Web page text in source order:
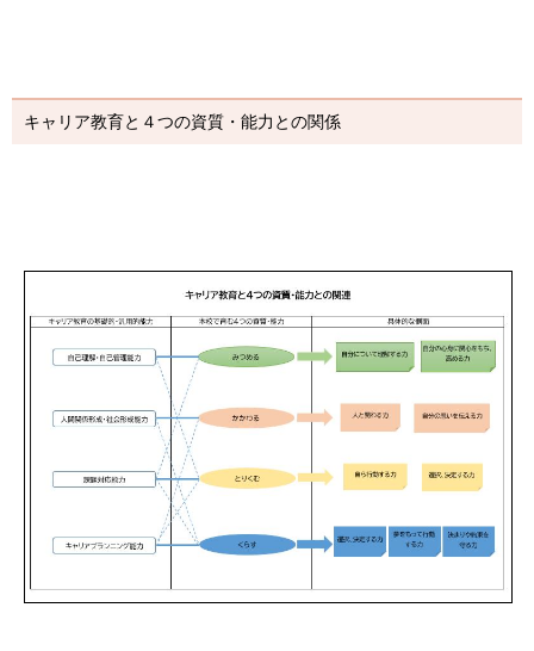
キャリア教育と４つの資質・能力との関係